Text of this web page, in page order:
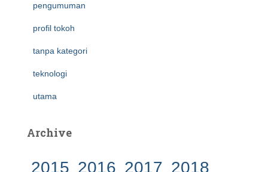
pengumuman
profil tokoh
tanpa kategori
teknologi
utama
Archive
2015 2016 2017 2018